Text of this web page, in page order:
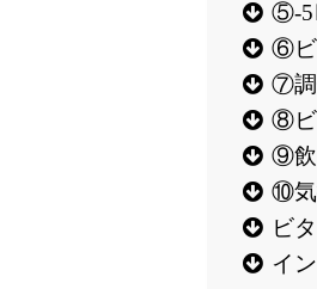
⑤-5
⑥ビ
⑦調
⑧ビ
⑨飲
⑩気
ビ
イ